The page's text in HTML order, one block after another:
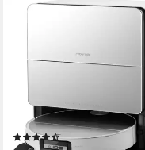
Saros 10, 7,98cm flach
2,5 l Größe Staubbehälter
240 m² Reichweite
(13)